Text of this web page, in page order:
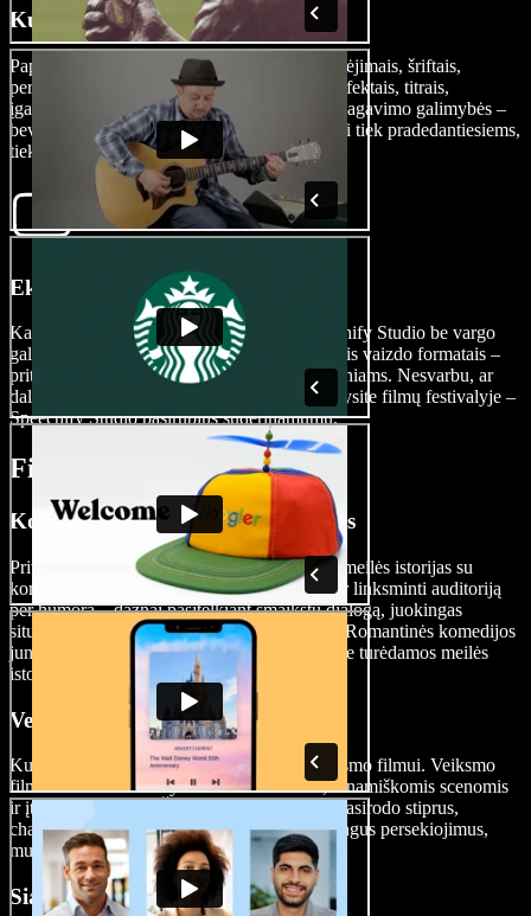
Kurti savo filmą
Papuoškite savo filmą AI vaizdo efektais, perėjimais, šriftais,
perdangomis, animacijomis, ženklais, garso efektais, titrais,
įgarsinimais, žaliu ekranu ir dar daugiau. Redagavimo galimybės –
beveik neribotos, o kokybiški įrankiai tinkami tiek pradedantiesiems,
tiek pažengusiems kūrėjams.
Eksportuokite savo filmą
Kai jūsų kino šedevras bus baigtas, su Speechify Studio be vargo
galėsite eksportuoti filmą ir išsaugoti jį įvairiais vaizdo formatais –
pritaikytais skirtingoms platformoms ir įrenginiams. Nesvarbu, ar
dalinsitės failu socialiniuose tinkluose, ar rodysite filmų festivalyje –
Speechify Studio pasirūpins suderinamumu.
Filmų tipai
Komedijos ir romantinės komedijos
Priverskite žiūrovus kvatotis ar kurkite šiltas meilės istorijas su
komedijomis. Komedijos siekia pramogauti ir linksminti auditoriją
per humorą – dažnai pasitelkiant šmaikštų dialogą, juokingas
situacijas ir ryškius, išraiškingus personažus. Romantinės komedijos
jungia romantiką ir humorą, dažniausiai centre turėdamos meilės
istoriją su komiškais elementais.
Veiksmo filmai
Kurkite adrenalino kupinas scenas savo veiksmo filmui. Veiksmo
filmai išsiskiria intensyviu fiziniu veiksmu, dinamiškomis scenomis
ir įtemptais triukais. Šiuose filmuose dažnai pasirodo stiprus,
charizmatiškas herojus, įsitraukiantis į įspūdingus persekiojimus,
muštynes ar rizikingas gelbėjimo operacijas.
Siaubo-mistinės dramos